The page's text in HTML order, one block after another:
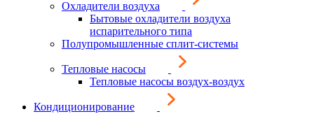
Охладители воздуха
Бытовые охладители воздуха
испарительного типа
Полупромышленные сплит-системы
Тепловые насосы
Тепловые насосы воздух-воздух
Кондиционирование